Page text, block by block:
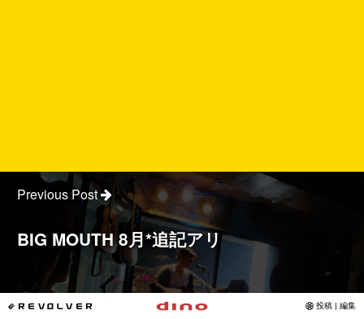
Previous Post
BIG MOUTH 8月*追記アリ
*REVOLVER 投稿 | 編集